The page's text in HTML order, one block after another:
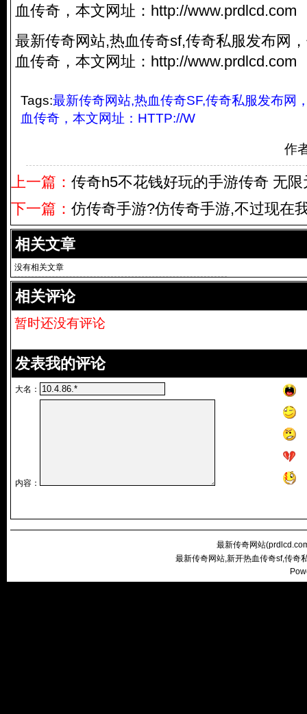
血传奇，本文网址： http://www.prdlcd.com
最新传奇网站,热血传奇sf,传奇私服发布网，
血传奇，本文网址： http://www.prdlcd.com
Tags:最新传奇网站,热血传奇SF,传奇私服发布网
血传奇，本文网址：HTTP://W
作
上一篇： 传奇h5不花钱好玩的手游传奇 无
下一篇： 仿传奇手游?仿传奇手游,不过现在
相关文章
没有相关文章
相关评论
暂时还没有评论
发表我的评论
大名：
内容：
最新传奇网站(
最新传奇网站,新开热血传奇sf,传奇